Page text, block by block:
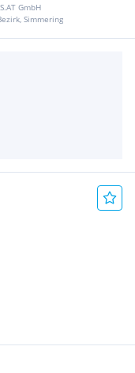
GmbH
Simmering